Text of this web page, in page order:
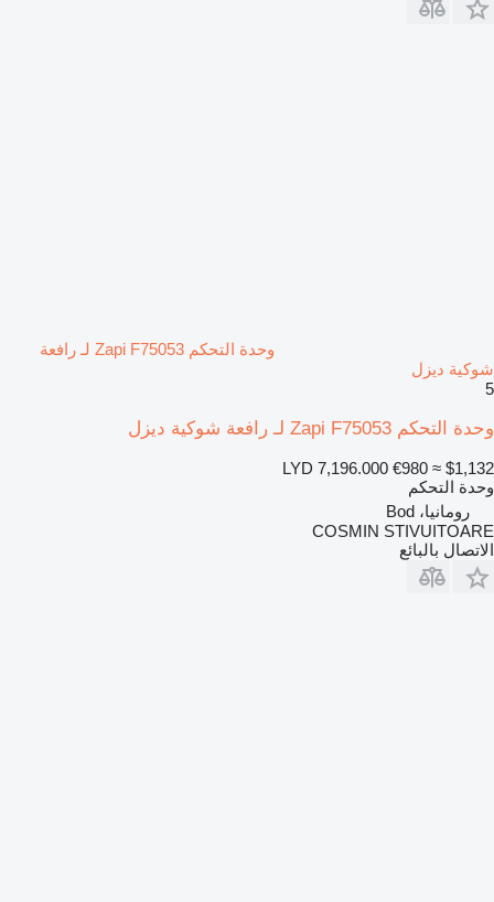
وحدة التحكم Zapi F75053 لـ رافعة
شوكية ديزل
5
وحدة التحكم Zapi F75053 لـ رافعة شوكية ديزل
LYD 7,196.000 €980 ≈ $1,132
وحدة التحكم
رومانيا، Bod
COSMIN STIVUITOARE
الاتصال بالبائع